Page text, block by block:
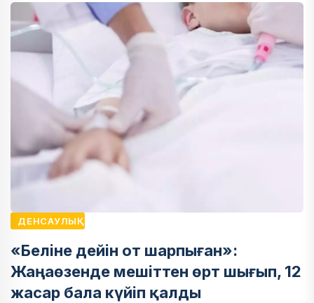
ДЕНСАУЛЫҚ
«Беліне дейін от шарпыған»:
Жаңаөзенде мешіттен өрт шығып, 12
жасар бала күйіп қалды